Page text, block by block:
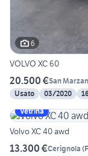
6
VOLVO XC 60
20.500 €San
Usato
03/2020
Vetrina
Volvo XC 40 awd
13.300 €Cerignola (